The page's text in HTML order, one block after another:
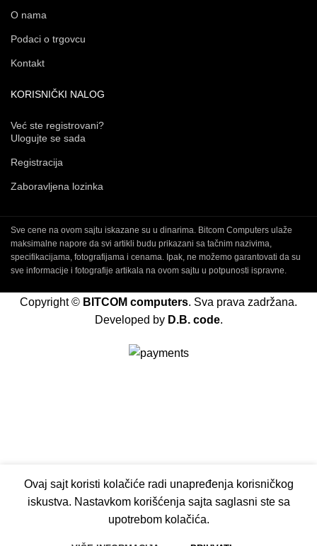
O nama
Podaci o trgovcu
Kontakt
KORISNIČKI NALOG
Već ste registrovani?
Ulogujte se sada
Registracija
Zaboravljena lozinka
Sve cene na ovom sajtu iskazane su u dinarima. Bitcom Computers ulaže
maksimalne napore da svi artikli budu prikazani sa tačnim nazivima,
specifikacijama, fotografijama i cenama. Ipak, ne možemo garantovati da su
sve informacije i fotografije artikala na ovom sajtu u potpunosti ispravne.
Copyright © BITCOM computers. Sva prava zadržana.
Developed by D.B. code.
Ovaj sajt koristi kolačiće radi unapređenja korisničkog
iskustva. Nastavkom korišćenja sajta saglasni ste sa
upotrebom kolačića.